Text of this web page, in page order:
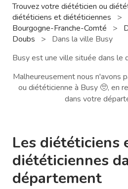
Trouvez votre diététicien ou
diététiciens et diététiciennes
>
Bourgogne-Franche-Comté
>
Doubs
>
Dans la ville Busy
Busy est une ville située dans le
Malheureusement nous n'avons
ou diététicienne à Busy 🥺, en
dans votre
Les diététiciens
diététiciennes
département